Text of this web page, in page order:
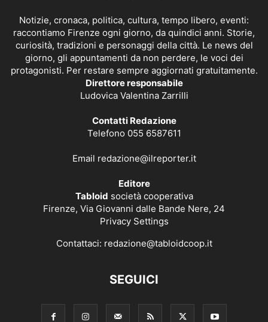
Notizie, cronaca, politica, cultura, tempo libero, eventi:
raccontiamo Firenze ogni giorno, da quindici anni. Storie,
curiosità, tradizioni e personaggi della città. Le news del
giorno, gli appuntamenti da non perdere, le voci dei
protagonisti. Per restare sempre aggiornati gratuitamente.
Direttore responsabile
Ludovica Valentina Zarrilli
Contatti Redazione
Telefono 055 6587611
Email redazione@ilreporter.it
Editore
Tabloid società cooperativa
Firenze, Via Giovanni dalle Bande Nere, 24
Privacy Settings
Contattaci: redazione@tabloidcoop.it
SEGUICI